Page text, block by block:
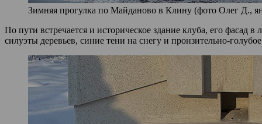
Зимняя прогулка по Майданово в Клину (фото Олег Д.,
По пути встречается и историческое здание клуба, его
силуэты деревьев, синие тени на снегу и